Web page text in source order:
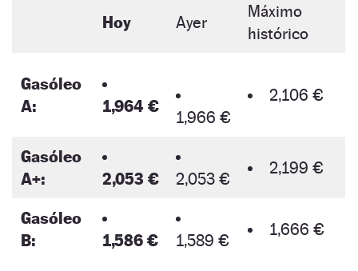
Hoy Ayer
Máximo
histórico
Gasóleo
A:
1,964 €
1,966 €
2,106 €
Gasóleo
A+:
2,053 € 2,053 €
2,199 €
Gasóleo
B:
1,586 € 1,589 €
1,666 €